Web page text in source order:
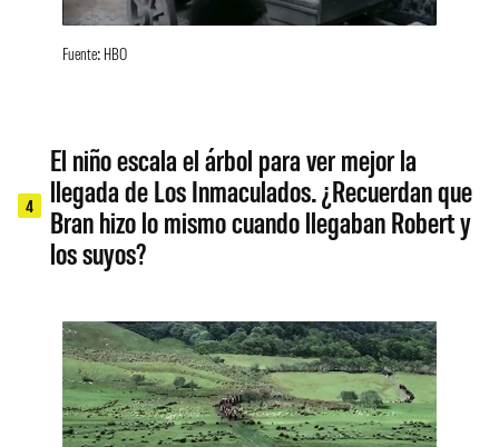
Fuente: HBO
4
El niño escala el árbol para ver mejor la
llegada de Los Inmaculados. ¿Recuerdan que
Bran hizo lo mismo cuando llegaban Robert y
los suyos?